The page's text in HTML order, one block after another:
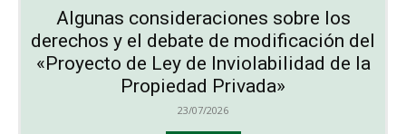
Algunas consideraciones sobre los
derechos y el debate de modificación del
«Proyecto de Ley de Inviolabilidad de la
Propiedad Privada»
23/07/2026